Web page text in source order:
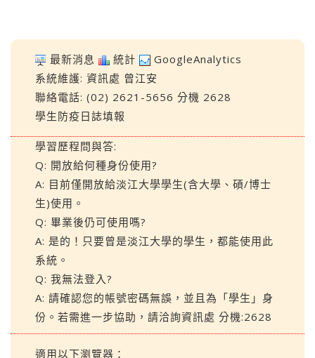
最新消息 統計
GoogleAnalytics
系統維護: 資訊處 曾江安
聯絡電話: (02) 2621-5656 分機 2628
學生防疫日誌填報
學習歷程問與答:
Q: 開放給何種身份使用?
A: 目前僅開放給淡江大學學生(含大學、碩/博士
生)使用。
Q: 畢業後仍可使用嗎?
A: 是的！只要曾是淡江大學的學生，都能使用此
系統。
Q: 我無法登入?
A: 請確認您的帳號密碼無誤，並且為「學生」身
份。若需進一步協助，請洽詢資訊處 分機:2628
適用以下瀏覽器：